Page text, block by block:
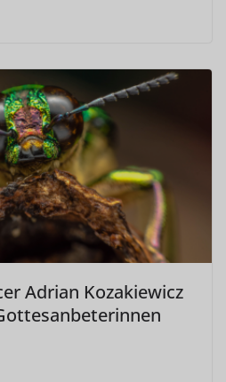
Adrian Kozakiewicz